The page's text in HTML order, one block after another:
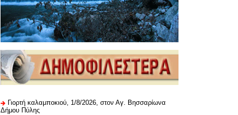
Γιορτή καλαμποκιού, 1/8/2026, στον Αγ. Βησσαρίωνα
Δήμου Πύλης